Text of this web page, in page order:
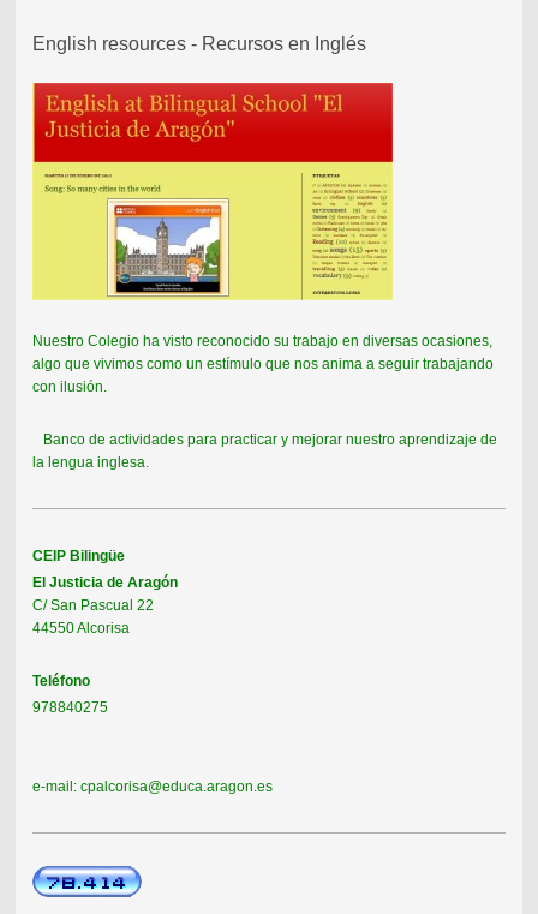
English resources - Recursos en Inglés
Nuestro Colegio ha visto reconocido su trabajo en diversas ocasiones,
algo que vivimos como un estímulo que nos anima a seguir trabajando
con ilusión.
Banco de actividades para practicar y mejorar nuestro aprendizaje de
la lengua inglesa.
CEIP Bilingüe
El Justicia de Aragón
C/ San Pascual 22
44550 Alcorisa
Teléfono
978840275
e-mail: cpalcorisa@educa.aragon.es